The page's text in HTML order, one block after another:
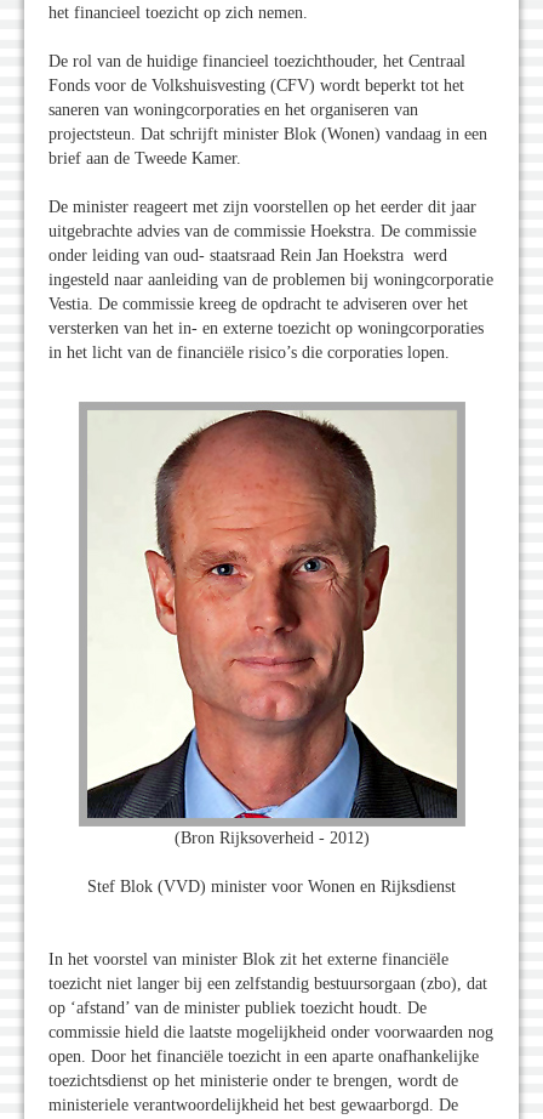
het financieel toezicht op zich nemen.
De rol van de huidige financieel toezichthouder, het Centraal
Fonds voor de Volkshuisvesting (CFV) wordt beperkt tot het
saneren van woningcorporaties en het organiseren van
projectsteun. Dat schrijft minister Blok (Wonen) vandaag in een
brief aan de Tweede Kamer.
De minister reageert met zijn voorstellen op het eerder dit jaar
uitgebrachte advies van de commissie Hoekstra. De commissie
onder leiding van oud- staatsraad Rein Jan Hoekstra werd
ingesteld naar aanleiding van de problemen bij woningcorporatie
Vestia. De commissie kreeg de opdracht te adviseren over het
versterken van het in- en externe toezicht op woningcorporaties
in het licht van de financiële risico’s die corporaties lopen.
(Bron Rijksoverheid - 2012)
Stef Blok (VVD) minister voor Wonen en Rijksdienst
In het voorstel van minister Blok zit het externe financiële
toezicht niet langer bij een zelfstandig bestuursorgaan (zbo), dat
op ‘afstand’ van de minister publiek toezicht houdt. De
commissie hield die laatste mogelijkheid onder voorwaarden nog
open. Door het financiële toezicht in een aparte onafhankelijke
toezichtsdienst op het ministerie onder te brengen, wordt de
ministeriele verantwoordelijkheid het best gewaarborgd. De